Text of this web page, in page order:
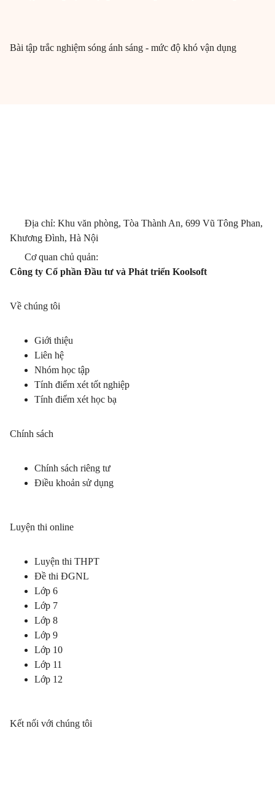
Bài tập trắc nghiệm sóng ánh sáng - mức độ khó vận dụng
Địa chỉ: Khu văn phòng, Tòa Thành An, 699 Vũ Tông Phan,
Khương Đình, Hà Nội
Cơ quan chủ quản:
Công ty Cổ phần Đầu tư và Phát triển Koolsoft
Về chúng tôi
Giới thiệu
Liên hệ
Nhóm học tập
Tính điểm xét tốt nghiệp
Tính điểm xét học bạ
Chính sách
Chính sách riêng tư
Điều khoản sử dụng
Luyện thi online
Luyện thi THPT
Đề thi ĐGNL
Lớp 6
Lớp 7
Lớp 8
Lớp 9
Lớp 10
Lớp 11
Lớp 12
Kết nối với chúng tôi